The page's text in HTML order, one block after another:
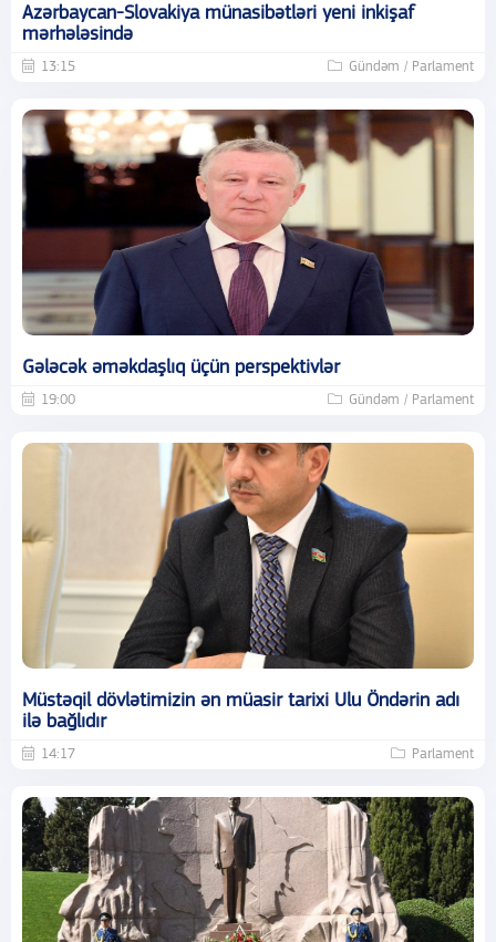
Azərbaycan-Slovakiya münasibətləri yeni inkişaf
mərhələsində
13:15 Gündəm / Parlament
Gələcək əməkdaşlıq üçün perspektivlər
19:00 Gündəm / Parlament
Müstəqil dövlətimizin ən müasir tarixi Ulu Öndərin adı
ilə bağlıdır
14:17 Parlament